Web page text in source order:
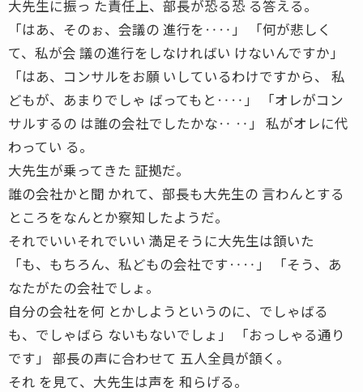
大先生に振っ た責任上、部長が恐る恐 る答える。
「はあ、そのぉ、会議の 進行を‥‥」 「何が悲しく
て、私が会 議の進行をしなければい けないんですか」
「はあ、コンサルをお願 いしているわけですから、 私
どもが、あまりでしゃ ばってもと‥‥」 「オレがコン
サルするの は誰の会社でしたかな‥ ‥」 私がオレに代
わってい る。
大先生が乗ってきた 証拠だ。
誰の会社かと聞 かれて、部長も大先生の 言わんとする
ところをなんとか察知したようだ。
それでいいそれでいい 満足そうに大先生は頷いた
「も、もちろん、私どもの会社です‥‥」 「そう、あ
なたがたの会社でしょ。
自分の会社を何 とかしようというのに、でしゃばる
も、でしゃばら ないもないでしょ」 「おっしゃる通り
です」 部長の声に合わせて 五人全員が頷く。
それ を見て、大先生は声を 和らげる。